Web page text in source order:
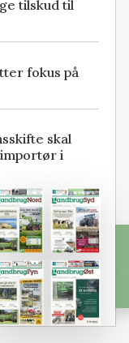
tilskud til
fokus på
skal
i